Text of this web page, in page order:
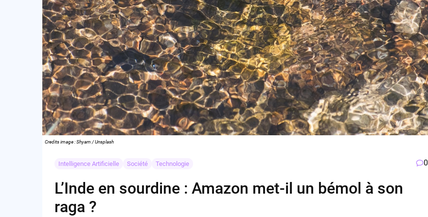
Credits image : Shyam / Unsplash
Intelligence Artificielle Société Technologie 0
L’Inde en sourdine : Amazon met-il un bémol à son
raga ?